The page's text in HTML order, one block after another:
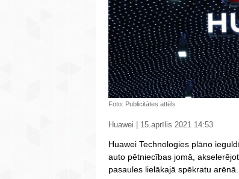
Foto: Publicitātes attēls
Huawei | 15.aprīlis 2021 14:53
Huawei Technologies plāno
auto pētniecības jomā,
pasaules lielākajā spēkratu arēnā.